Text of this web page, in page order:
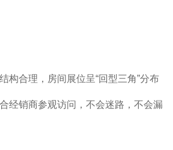
构合理，房间展位呈“回型三角”分布
经销商参观访问，不会迷路，不会漏